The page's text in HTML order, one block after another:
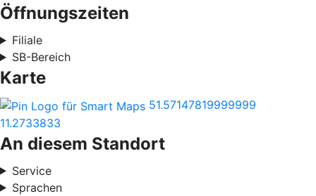
Öffnungszeiten
Filiale
SB-Bereich
Karte
51.57147819999999
11.2733833
An diesem Standort
Service
Sprachen